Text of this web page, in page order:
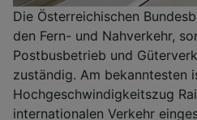
Die Österreichischen
den Fern- und Nahverkehr,
Postbusbetrieb und
zuständig. Am bekanntesten
Hochgeschwindigkeitszug
internationalen Verkehr